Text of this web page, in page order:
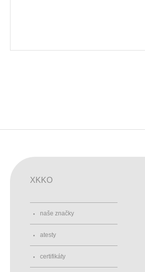
XKKO
naše značky
atesty
certifikáty